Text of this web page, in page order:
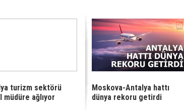
turizm sektörü
müdüre ağlıyor
Moskova-Antalya hattı
dünya rekoru getirdi